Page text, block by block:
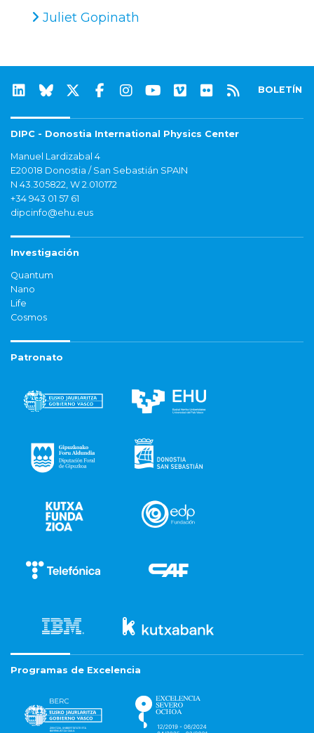
Juliet Gopinath
BOLETÍN
DIPC - Donostia International Physics Center
Manuel Lardizabal 4
E20018 Donostia / San Sebastián SPAIN
N 43.305822, W 2.010172
+34 943 01 57 61
dipcinfo@ehu.eus
Investigación
Quantum
Nano
Life
Cosmos
Patronato
Programas de Excelencia